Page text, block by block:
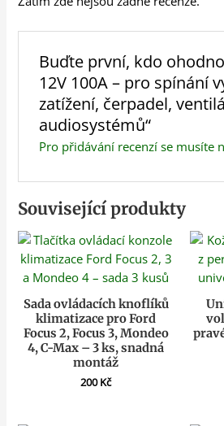
Buďte první, kdo
12V 100A – pro spínání
zatížení, čerpadel,
audiosystémů“
Pro přidávání recenzí se musíte
Související produkty
Sada ovládacích knoflíků
klimatizace pro Ford
Focus 2, Focus 3, Mondeo
4, C-Max – 3 ks, snadná
montáž
200Kč